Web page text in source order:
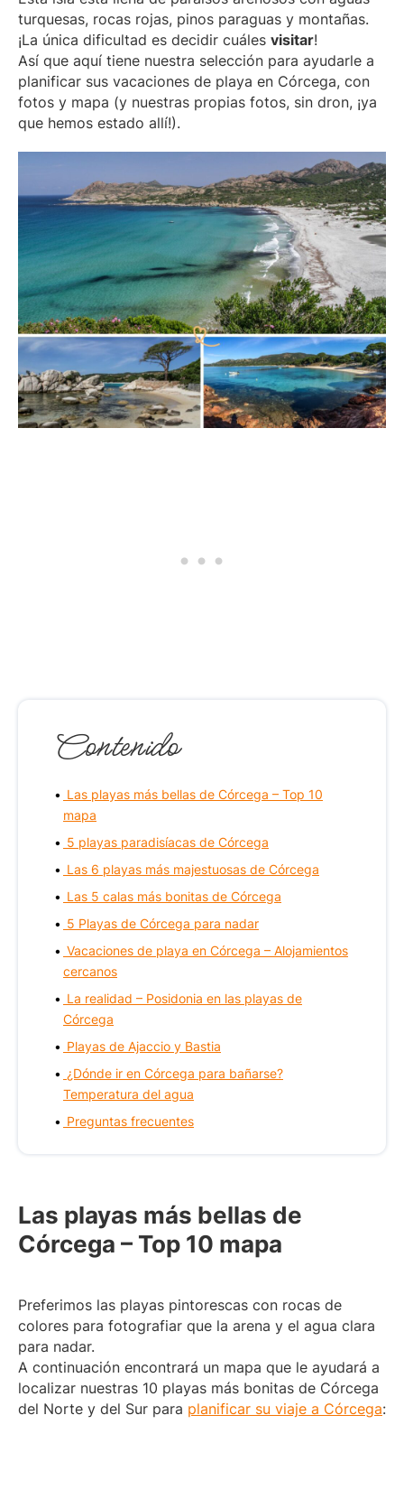
turquesas, rocas rojas, pinos paraguas y montañas.
¡La única dificultad es decidir cuáles visitar!
Así que aquí tiene nuestra selección para ayudarle a
planificar sus vacaciones de playa en Córcega, con
fotos y mapa (y nuestras propias fotos, sin dron, ¡ya
que hemos estado allí!).
Contenido
Las playas más bellas de Córcega – Top 10
mapa
5 playas paradisíacas de Córcega
Las 6 playas más majestuosas de Córcega
Las 5 calas más bonitas de Córcega
5 Playas de Córcega para nadar
Vacaciones de playa en Córcega – Alojamientos
cercanos
La realidad – Posidonia en las playas de
Córcega
Playas de Ajaccio y Bastia
¿Dónde ir en Córcega para bañarse?
Temperatura del agua
Preguntas frecuentes
Las playas más bellas de
Córcega – Top 10 mapa
Preferimos las playas pintorescas con rocas de
colores para fotografiar que la arena y el agua clara
para nadar.
A continuación encontrará un mapa que le ayudará a
localizar nuestras 10 playas más bonitas de Córcega
del Norte y del Sur para planificar su viaje a Córcega: